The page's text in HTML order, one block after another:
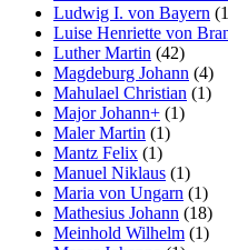
Ludwig I. von Bayern
Luise Henriette von
Luther Martin (42)
Magdeburg Johann (4)
Mahulael Christian (1)
Major Johann+ (1)
Maler Martin (1)
Mantz Felix (1)
Manuel Niklaus (1)
Maria von Ungarn (1)
Mathesius Johann (18)
Meinhold Wilhelm (1)